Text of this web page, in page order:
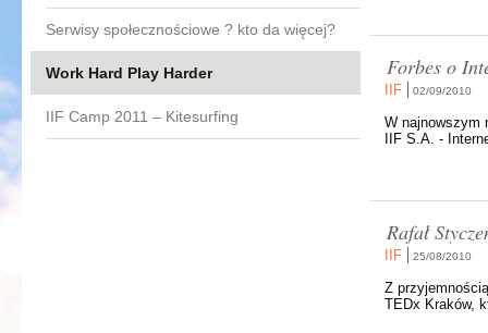
Serwisy społecznościowe ? kto da więcej?
Work Hard Play Harder
IIF Camp 2011 – Kitesurfing
Forbes o
IIF 02/09/2010
W najnowszym
IIF S.A. -
Rafał
IIF 25/08/2010
Z
TEDx Kraków,